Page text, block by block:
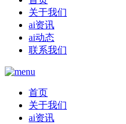
关于我们
ai资讯
ai动态
联系我们
首页
关于我们
ai资讯